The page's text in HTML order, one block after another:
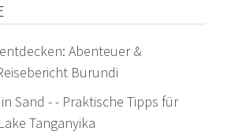
Abenteuer &
Burundi
Sand - - Praktische Tipps für
Lake Tanganyika